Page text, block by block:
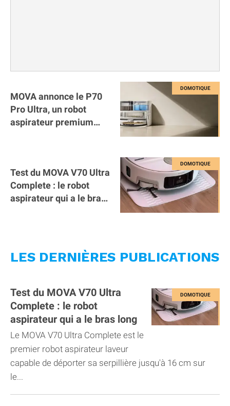
MOVA annonce le P70
Pro Ultra, un robot
aspirateur premium
Test du MOVA V70 Ultra
Complete : le robot
aspirateur qui a le bras
LES DERNIÈRES PUBLICATIONS
Test du MOVA V70 Ultra
Complete : le robot
aspirateur qui a le bras long
Le MOVA V70 Ultra Complete est le
premier robot aspirateur laveur
capable de déporter sa serpillière jusqu'à 16 cm sur
le...